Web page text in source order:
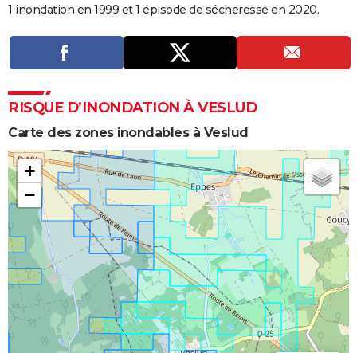
COPAINS D'AVANT
Se connecter
Collèges
Universités
Entreprises
Service militaire
Avis de recherche
AVIS DE DÉCÈS
Bricolage
Lifestyle
Culture
Sport
Auto
Television
Voyage
Cinema
1 inondation en 1999 et 1 épisode de sécheresse en 2020.
RISQUE D’INONDATION À VESLUD
Carte des zones inondables à Veslud
+
−